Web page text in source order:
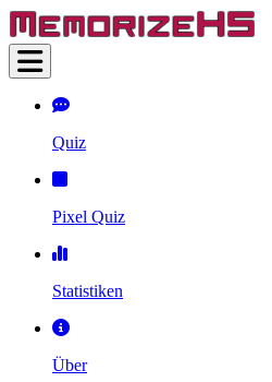
Quiz
Pixel Quiz
Statistiken
Über